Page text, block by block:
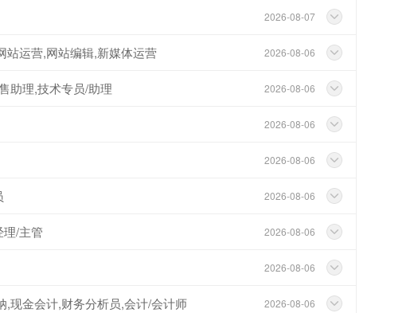
2026-08-07
站运营,网站编辑,新媒体运营 2026-08-06
助理,技术专员/助理 2026-08-06
2026-08-06
2026-08-06
2026-08-06
/主管 2026-08-06
2026-08-06
,现金会计,财务分析员,会计/会计师 2026-08-06